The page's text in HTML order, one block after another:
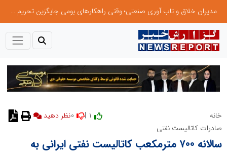
مدیران خلاق و تاب آوری صنعتی؛ وقتی راهکارهای بومی جایگزین تحریم میشود
خانه
نظر دهید
صادرات کاتالیست نفتی
سالانه ۷۰۰ مترمکعب کاتالیست نفتی ایرانی به